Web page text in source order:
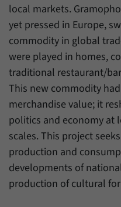
local markets.
yet pressed in Europe,
commodity in global
were played in homes,
traditional restaurant/
This new commodity
merchandise value; it
politics and economy at
scales. This project
production and
developments of
production of cultural